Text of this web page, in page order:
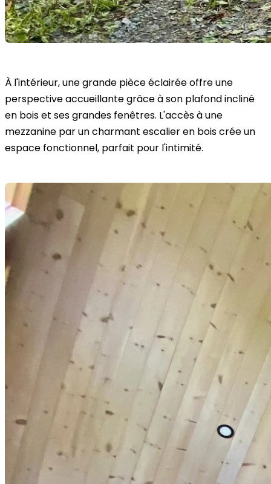
À l'intérieur, une grande pièce éclairée offre une
perspective accueillante grâce à son plafond incliné
en bois et ses grandes fenêtres. L'accès à une
mezzanine par un charmant escalier en bois crée un
espace fonctionnel, parfait pour l'intimité.